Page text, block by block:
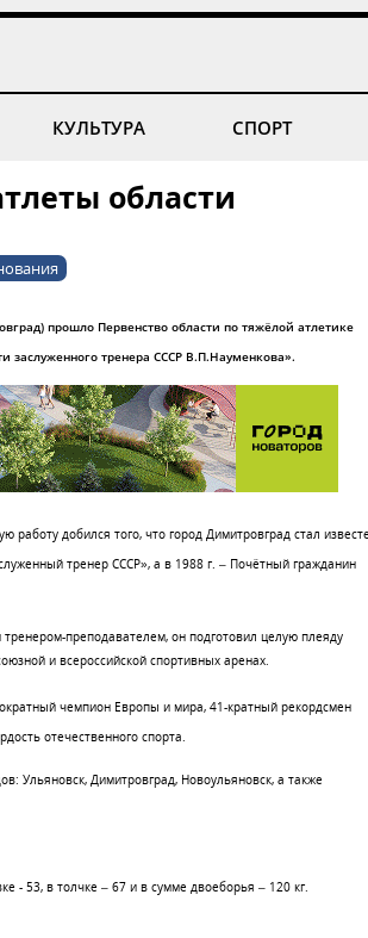
КУЛЬТУРА СПОРТ
области
прошло Первенство области по тяжёлой атлетике
заслуженного тренера СССР В.П.Науменкова».
работу добился того, что город Димитровград стал
тренер СССР», а в 1988 г. – Почётный гражданин
преподавателем, он подготовил целую плеяду
и всероссийской спортивных аренах.
чемпион Европы и мира, 41-кратный рекордсмен
отечественного спорта.
Ульяновск, Димитровград, Новоульяновск, а также
- 53, в толчке – 67 и в сумме двоеборья – 120 кг.